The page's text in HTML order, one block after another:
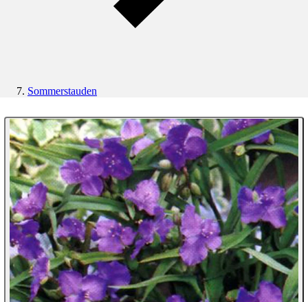
Sommerstauden